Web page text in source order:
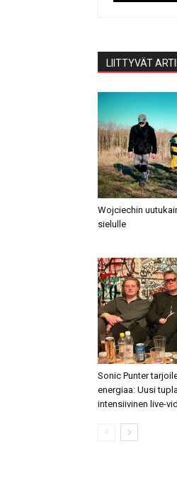
LIITTYVÄT
Wojciechin
sielulle
Sonic Punter
energiaa: Uusi
intensiivinen live-